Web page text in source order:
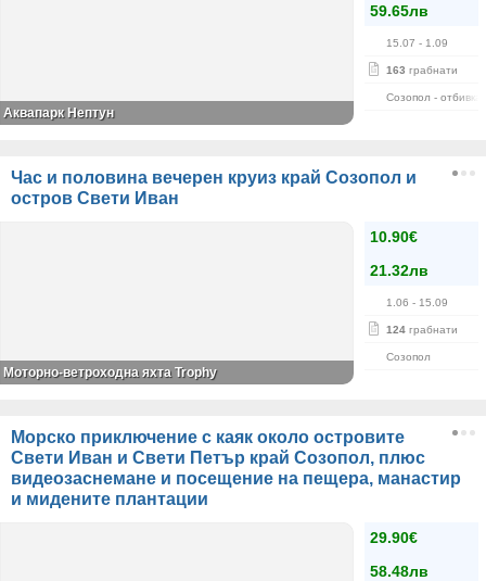
59.65лв
15.07 - 1.09
163 грабнати
Созопол -
Аквапарк Нептун
Час и половина вечерен круиз край Созопол и
остров Свети Иван
10.90€
21.32лв
1.06 - 15.09
124 грабнати
Созопол
Моторно-ветроходна яхта Trophy
Морско приключение с каяк около островите
Свети Иван и Свети Петър край Созопол, плюс
видеозаснемане и посещение на пещера, манастир
и мидените плантации
29.90€
58.48лв